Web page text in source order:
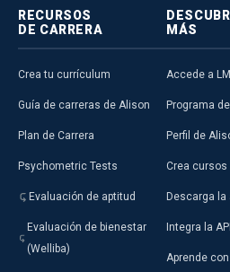
RECURSOS
DE CARRERA
Crea tu currículum
Guía de carreras de Alison
Plan de Carrera
Psychometric Tests
Evaluación de aptitud
Evaluación de bienestar
(Welliba)
MÁS
Accede a
Programa
Perfil de
Crea cursos
Descarga la
Integra la
Aprende